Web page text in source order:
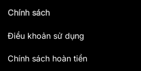
Chính sách
Điều khoản sử dụng
Chính sách hoàn tiền